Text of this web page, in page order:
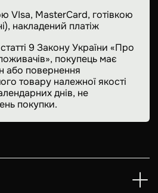
VIsa, MasterCard, готівкою
накладений платіж
9 Закону України «Про
покупець має
або повернення
товару належної якості
днів, не
покупки.